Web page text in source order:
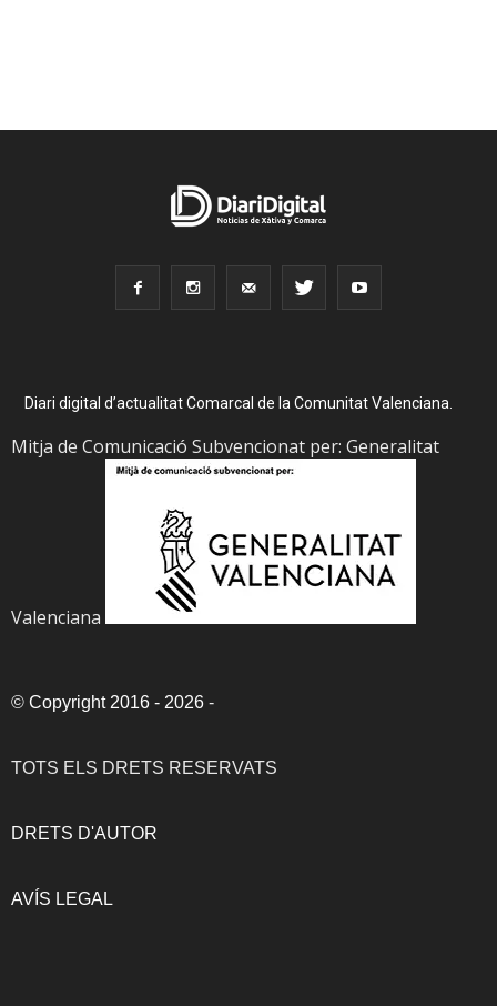
Diari digital d’actualitat Comarcal de la Comunitat Valenciana.
Mitja de Comunicació Subvencionat per: Generalitat
Valenciana
© Copyright 2016 - 2026 -
TOTS ELS DRETS RESERVATS
DRETS D'AUTOR
AVÍS LEGAL